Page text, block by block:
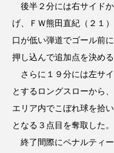
後半２分には右サイド
げ、ＦＷ熊田直紀（２１
口が低い弾道でゴール前
押し込んで追加点を決める
さらに１９分には左サ
とするロングスローから
エリア内でこぼれ球を拾
となる３点目を奪取した。
終了間際にペナルティ